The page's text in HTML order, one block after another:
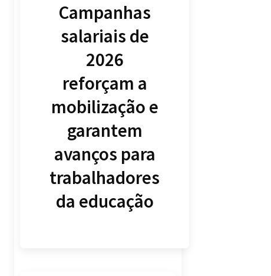
Campanhas
salariais de
2026
reforçam a
mobilização e
garantem
avanços para
trabalhadores
da educação